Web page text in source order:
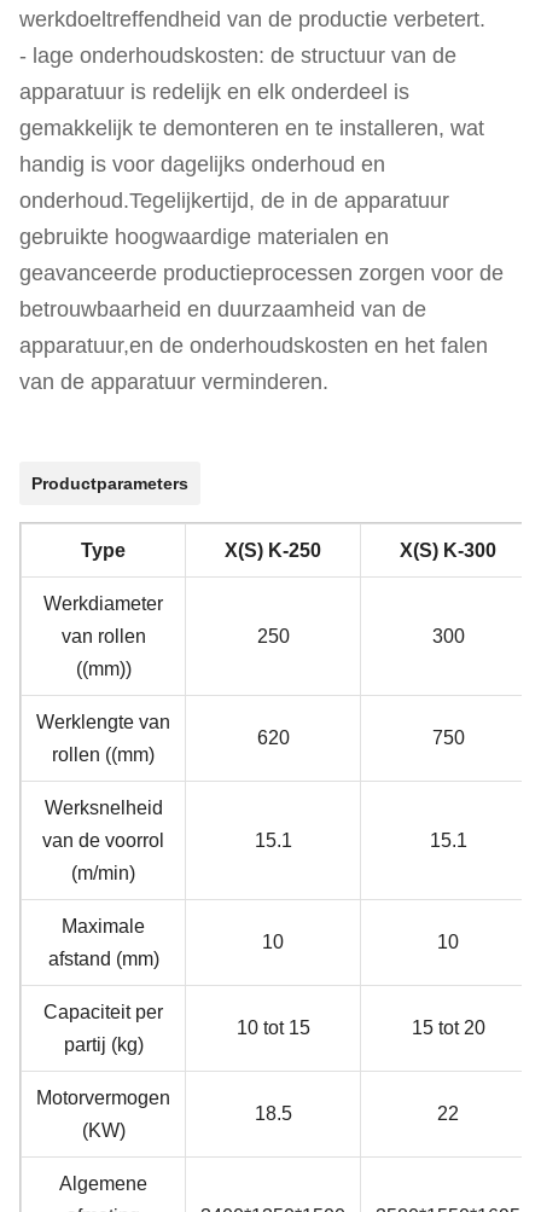
werkdoeltreffendheid van de productie verbetert.
- lage onderhoudskosten: de structuur van de
apparatuur is redelijk en elk onderdeel is
gemakkelijk te demonteren en te installeren, wat
handig is voor dagelijks onderhoud en
onderhoud.Tegelijkertijd, de in de apparatuur
gebruikte hoogwaardige materialen en
geavanceerde productieprocessen zorgen voor de
betrouwbaarheid en duurzaamheid van de
apparatuur,en de onderhoudskosten en het falen
van de apparatuur verminderen.
Productparameters
Type X(S) K-250 X(S) K-300
Werkdiameter
van rollen
((mm))
250 300
Werklengte van
rollen ((mm)
620 750
Werksnelheid
van de voorrol
(m/min)
15.1 15.1
Maximale
afstand (mm)
10 10
Capaciteit per
partij (kg)
10 tot 15 15 tot 20
Motorvermogen
(KW)
18.5 22
Algemene